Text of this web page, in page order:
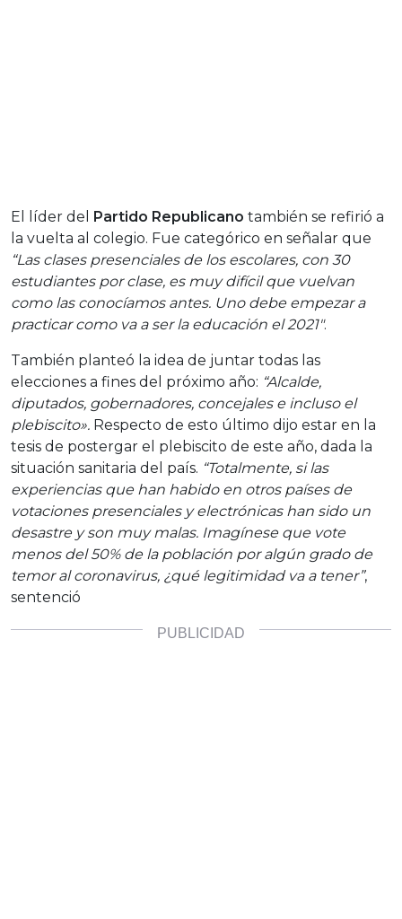
El líder del Partido Republicano también se refirió a
la vuelta al colegio. Fue categórico en señalar que
“Las clases presenciales de los escolares, con 30
estudiantes por clase, es muy difícil que vuelvan
como las conocíamos antes. Uno debe empezar a
practicar como va a ser la educación el 2021″.
También planteó la idea de juntar todas las
elecciones a fines del próximo año: “Alcalde,
diputados, gobernadores, concejales e incluso el
plebiscito». Respecto de esto último dijo estar en la
tesis de postergar el plebiscito de este año, dada la
situación sanitaria del país. “Totalmente, si las
experiencias que han habido en otros países de
votaciones presenciales y electrónicas han sido un
desastre y son muy malas. Imagínese que vote
menos del 50% de la población por algún grado de
temor al coronavirus, ¿qué legitimidad va a tener”,
sentenció